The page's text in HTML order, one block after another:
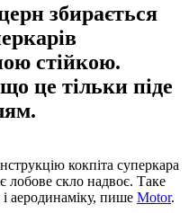
збирається
стійкою.
це тільки піде
кокпіта суперкара
лобове скло надвоє. Таке
аеродинаміку, пише Motor.